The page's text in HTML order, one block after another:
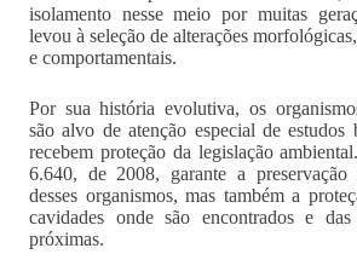
isolamento nesse meio por muitas
levou à seleção de alterações
e comportamentais.
Por sua história evolutiva, os
são alvo de atenção especial de estudos
recebem proteção da legislação
6.640, de 2008, garante a preservação
desses organismos, mas também a
cavidades onde são encontrados e
próximas.